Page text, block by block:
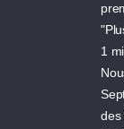
1
des